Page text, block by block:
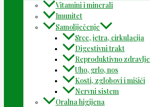
Vitamini i minerali
Imunitet
Samoliječenje
Srce, jetra, cirkulacija
Digestivni trakt
Reproduktivno zdravlje
Uho, grlo, nos
Kosti, zglobovi i mišići
Nervni sistem
Oralna higijena